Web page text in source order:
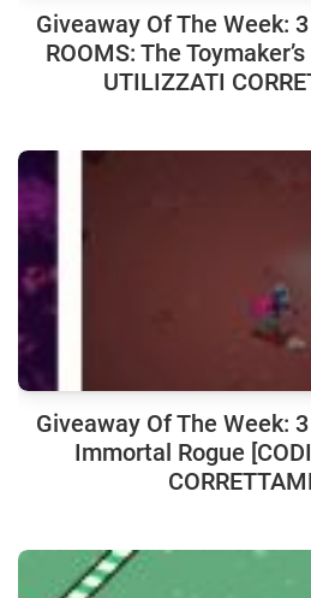
Giveaway Of The Week:
ROOMS: The
UTILIZZATI
Giveaway Of The Week:
Immortal Rogue